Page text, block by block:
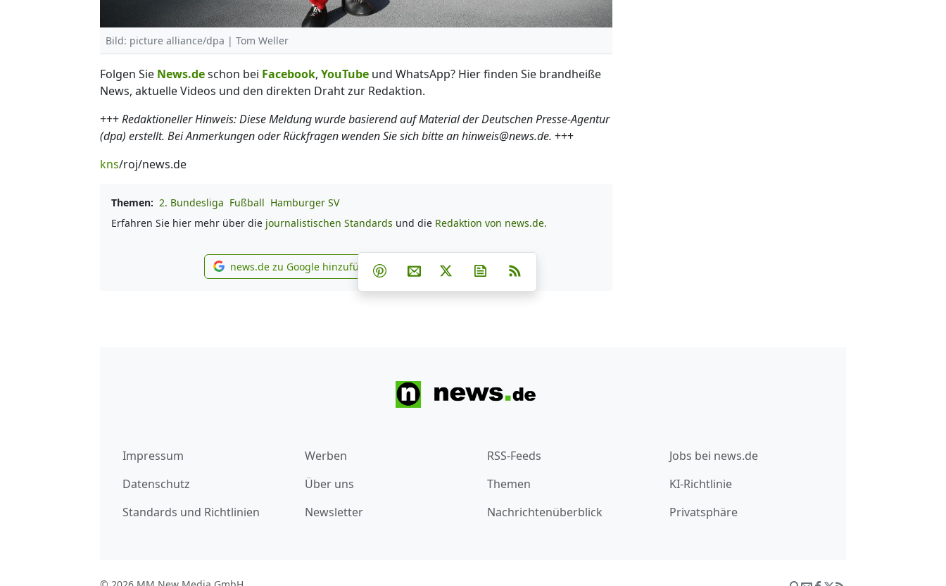
Bild: picture alliance/dpa | Tom Weller
Folgen Sie News.deschon bei Facebook, YouTube und WhatsApp? Hier finden Sie brandheiße
News, aktuelle Videos und den direkten Draht zur Redaktion.
+++Redaktioneller Hinweis: Diese Meldung wurde basierend auf Material der Deutschen Presse-Agentur
(dpa) erstellt. Bei Anmerkungen oder Rückfragen wenden Sie sich bitte an hinweis@news.de. +++
kns/roj/news.de
Themen: 2. Bundesliga Fußball Hamburger SV
Erfahren Sie hier mehr über die journalistischen Standards und die Redaktion von news.de.
news.de zu Google hinzufügen
news.de zu Google hinzufügen Teilen auf Facebook
Teilen auf Whatsapp
Teilen auf Telegram
Teilen auf Pinterest
Per E-Mail teilen
Post auf XNewsletter abonnieren
Impressum
Datenschutz
Standards und Richtlinien
Werben
Über uns
Newsletter
RSS-Feeds
Themen
Nachrichtenüberblick
Jobs bei news.de
KI-Richtlinie
Privatsphäre